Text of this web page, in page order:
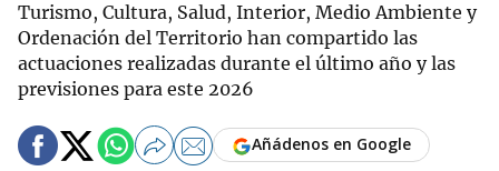
Turismo, Cultura, Salud, Interior, Medio Ambiente y
Ordenación del Territorio han compartido las
actuaciones realizadas durante el último año y las
previsiones para este 2026
Añádenos en Google